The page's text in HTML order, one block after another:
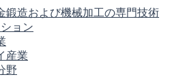
鍛造および機械加工の専門技術
ョン
産業
野